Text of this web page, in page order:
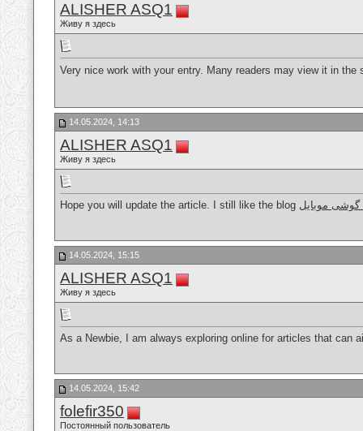
ALISHER ASQ1
Живу я здесь
Very nice work with your entry. Many readers may view it in
14.05.2024, 14:13
ALISHER ASQ1
Живу я здесь
Hope you will update the article. I still like the blog موبایل
14.05.2024, 15:15
ALISHER ASQ1
Живу я здесь
As a Newbie, I am always exploring online for articles that can
14.05.2024, 15:42
folefir350
Постоянный пользователь